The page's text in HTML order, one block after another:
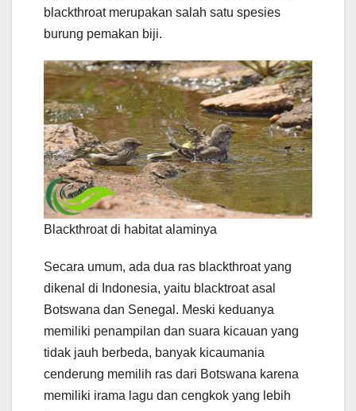
blackthroat merupakan salah satu spesies
burung pemakan biji.
Blackthroat di habitat alaminya
Secara umum, ada dua ras blackthroat yang
dikenal di Indonesia, yaitu blacktroat asal
Botswana dan Senegal. Meski keduanya
memiliki penampilan dan suara kicauan yang
tidak jauh berbeda, banyak kicaumania
cenderung memilih ras dari Botswana karena
memiliki irama lagu dan cengkok yang lebih